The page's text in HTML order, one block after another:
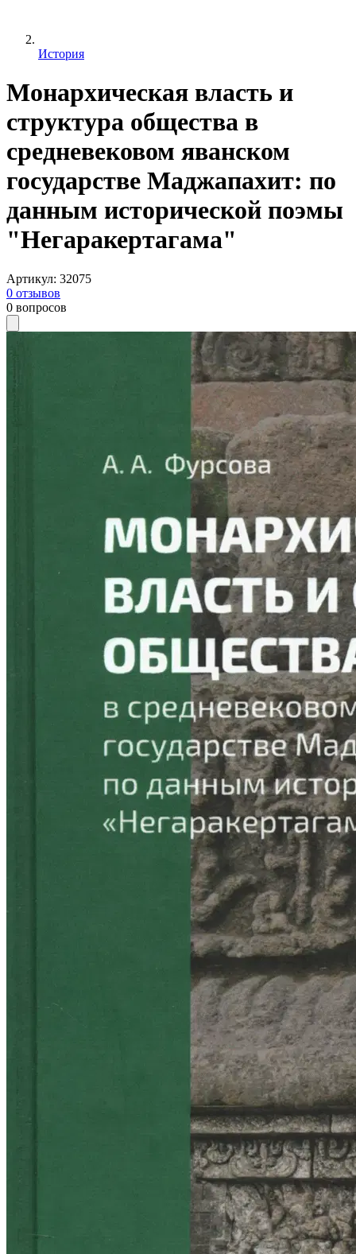
История
Монархическая власть и
структура общества в
средневековом яванском
государстве Маджапахит: по
данным исторической поэмы
"Негаракертагама"
Артикул: 32075
0 отзывов
0 вопросов